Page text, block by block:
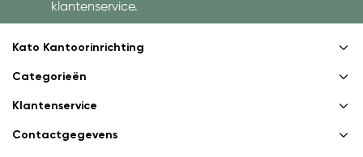
klantenservice.
Kato Kantoorinrichting
Categorieën
Klantenservice
Contactgegevens